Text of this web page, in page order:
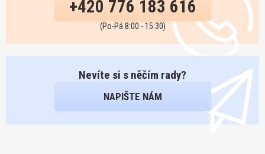
+420 776 183 616
(Po-Pá 8:00 - 15:30)
Nevíte si s něčím rady?
NAPIŠTE NÁM